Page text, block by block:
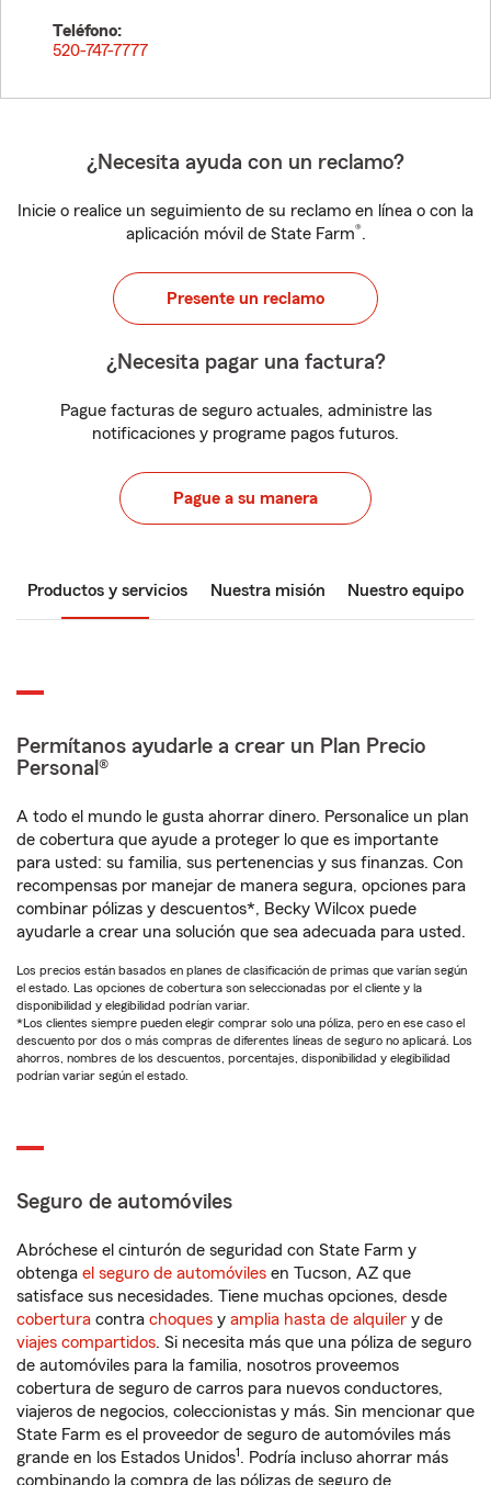
Teléfono:
520-747-7777
¿Necesita ayuda con un reclamo?
Inicie o realice un seguimiento de su reclamo en línea o con la
aplicación móvil de State Farm®.
Presente un reclamo
¿Necesita pagar una factura?
Pague facturas de seguro actuales, administre las
notificaciones y programe pagos futuros.
Pague a su manera
Productos y servicios Nuestra misión Nuestro equipo
Permítanos ayudarle a crear un Plan Precio
Personal®
A todo el mundo le gusta ahorrar dinero. Personalice un plan
de cobertura que ayude a proteger lo que es importante
para usted: su familia, sus pertenencias y sus finanzas. Con
recompensas por manejar de manera segura, opciones para
combinar pólizas y descuentos*, Becky Wilcox puede
ayudarle a crear una solución que sea adecuada para usted.
Los precios están basados en planes de clasificación de primas que varían según
el estado. Las opciones de cobertura son seleccionadas por el cliente y la
disponibilidad y elegibilidad podrían variar.
*Los clientes siempre pueden elegir comprar solo una póliza, pero en ese caso el
descuento por dos o más compras de diferentes líneas de seguro no aplicará. Los
ahorros, nombres de los descuentos, porcentajes, disponibilidad y elegibilidad
podrían variar según el estado.
Seguro de automóviles
Abróchese el cinturón de seguridad con State Farm y
obtenga el seguro de automóviles en Tucson, AZ que
satisface sus necesidades. Tiene muchas opciones, desde
cobertura contra choques y amplia hasta de alquiler y de
viajes compartidos. Si necesita más que una póliza de seguro
de automóviles para la familia, nosotros proveemos
cobertura de seguro de carros para nuevos conductores,
viajeros de negocios, coleccionistas y más. Sin mencionar que
State Farm es el proveedor de seguro de automóviles más
grande en los Estados Unidos1. Podría incluso ahorrar más
combinando la compra de las pólizas de seguro de